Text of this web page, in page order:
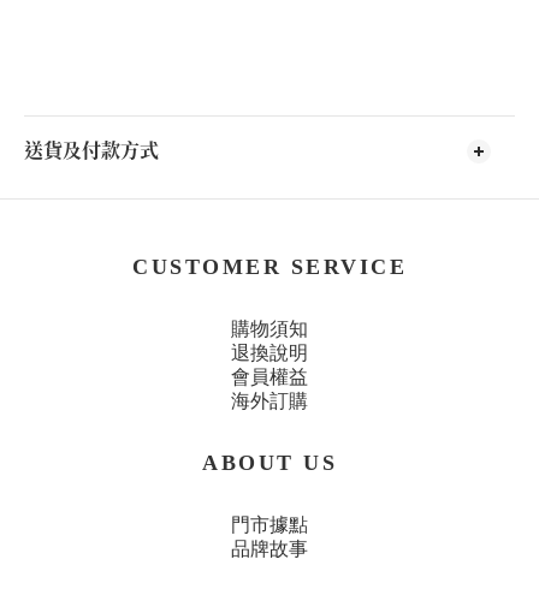
送貨及付款方式
CUSTOMER SERVICE
購物須知
退換說明
會員權益
海外訂購
ABOUT US
門市據點
品牌故事